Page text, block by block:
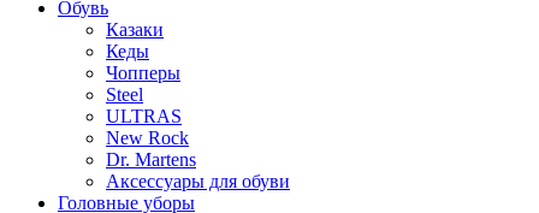
Обувь
Казаки
Кеды
Чопперы
Steel
ULTRAS
New Rock
Dr. Martens
Аксессуары для обуви
Головные уборы